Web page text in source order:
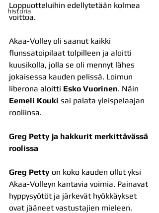
historia
Loppuotteluihin edellytetään kolmea
voittoa.
Akaa-Volley oli saanut kaikki
flunssatoipilaat tolpilleen ja aloitti
kuusikolla, jolla se oli mennyt lähes
jokaisessa kauden pelissä. Loimun
liberona aloitti Esko Vuorinen. Näin
Eemeli Kouki sai palata yleispelaajan
rooliinsa.
Greg Petty ja hakkurit merkittävässä
roolissa
Greg Petty on koko kauden ollut yksi
Akaa-Volleyn kantavia voimia. Painavat
hyppysyötöt ja järkevät hyökkäykset
ovat jääneet vastustajien mieleen.